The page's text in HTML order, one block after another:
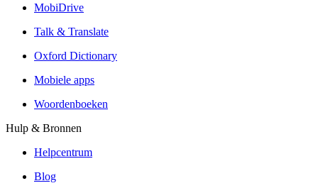
MobiDrive
Talk & Translate
Oxford Dictionary
Mobiele apps
Woordenboeken
Hulp & Bronnen
Helpcentrum
Blog